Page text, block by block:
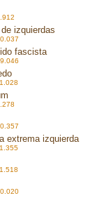
izquierdas
fascista
extrema izquierda